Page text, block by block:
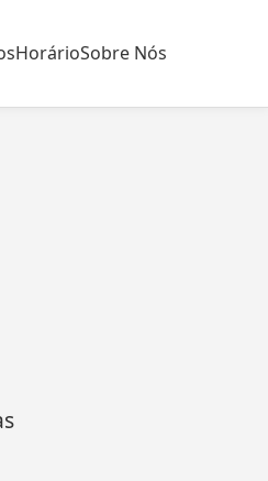
HorárioSobre Nós